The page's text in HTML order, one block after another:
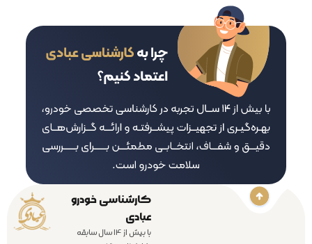
کارشناسی خودرو
عبادی
با بیش از 14 سال سابقه